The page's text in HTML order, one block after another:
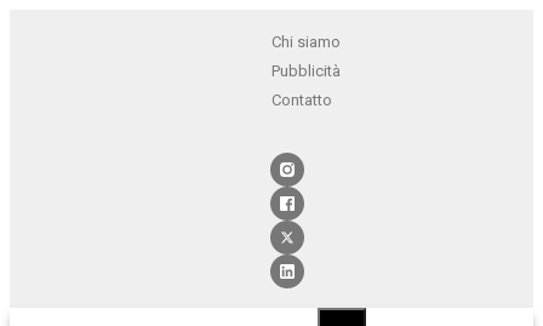
Chi siamo
Pubblicità
Contatto